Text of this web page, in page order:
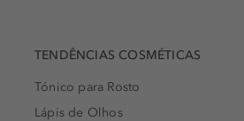
TENDÊNCIAS COSMÉTICAS
Tónico para Rosto
Lápis de Olhos